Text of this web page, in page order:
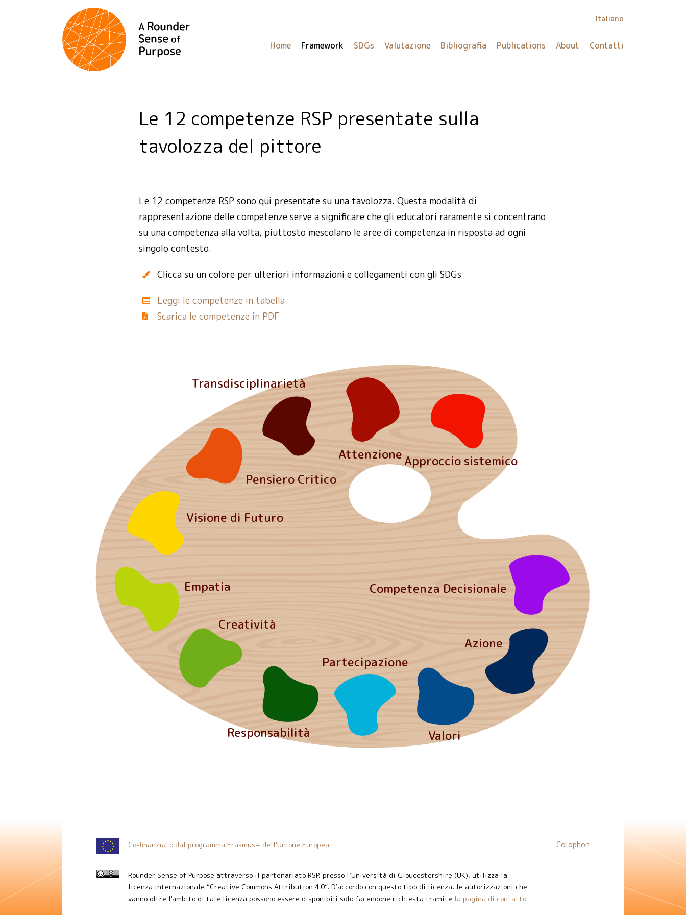
Italiano
Home Framework SDGs Valutazione Bibliografia Publications About Contatti
Le 12 competenze RSP presentate sulla
tavolozza del pittore
Le 12 competenze RSP sono qui presentate su una tavolozza. Questa modalità di
rappresentazione delle competenze serve a significare che gli educatori raramente si concentrano
su una competenza alla volta, piuttosto mescolano le aree di competenza in risposta ad ogni
singolo contesto.
Clicca su un colore per ulteriori informazioni e collegamenti con gli SDGs
Leggi le competenze in tabella
Scarica le competenze in PDF
Approccio sistemico
Attenzione
Transdisciplinarietà
Pensiero Critico
Visione di Futuro
Empatia
Creatività
Responsabilità
Partecipazione
Valori
Azione
Competenza Decisionale
Co-finanziato dal programma Erasmus+ dell'Unione Europea
Rounder Sense of Purpose attraverso il partenariato RSP, presso l’Università di Gloucestershire (UK), utilizza la
licenza internazionale “Creative Commons Attribution 4.0”. D’accordo con questo tipo di licenza, le autorizzazioni che
vanno oltre l'ambito di tale licenza possono essere disponibili solo facendone richiesta tramite la pagina di contatto.
Colophon